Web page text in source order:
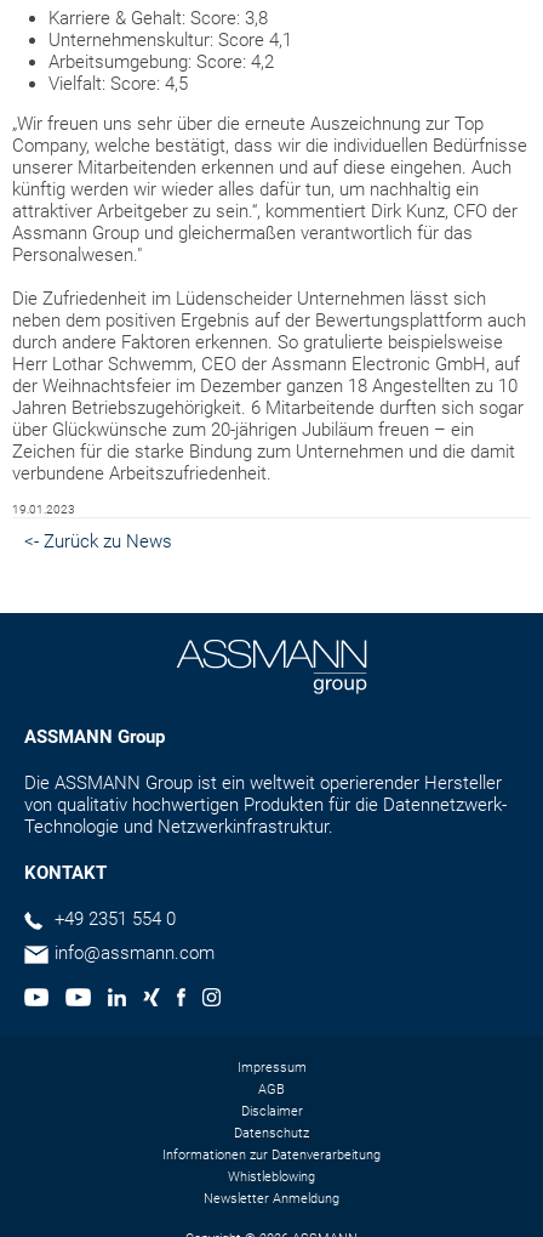
Karriere & Gehalt: Score: 3,8
Unternehmenskultur: Score 4,1
Arbeitsumgebung: Score: 4,2
Vielfalt: Score: 4,5
„Wir freuen uns sehr über die erneute Auszeichnung zur Top
Company, welche bestätigt, dass wir die individuellen Bedürfnisse
unserer Mitarbeitenden erkennen und auf diese eingehen. Auch
künftig werden wir wieder alles dafür tun, um nachhaltig ein
attraktiver Arbeitgeber zu sein.“, kommentiert Dirk Kunz, CFO der
Assmann Group und gleichermaßen verantwortlich für das
Personalwesen."
Die Zufriedenheit im Lüdenscheider Unternehmen lässt sich
neben dem positiven Ergebnis auf der Bewertungsplattform auch
durch andere Faktoren erkennen. So gratulierte beispielsweise
Herr Lothar Schwemm, CEO der Assmann Electronic GmbH, auf
der Weihnachtsfeier im Dezember ganzen 18 Angestellten zu 10
Jahren Betriebszugehörigkeit. 6 Mitarbeitende durften sich sogar
über Glückwünsche zum 20-jährigen Jubiläum freuen – ein
Zeichen für die starke Bindung zum Unternehmen und die damit
verbundene Arbeitszufriedenheit.
19.01.2023
<- Zurück zu News
ASSMANN Group
Die ASSMANN Group ist ein weltweit operierender Hersteller
von qualitativ hochwertigen Produkten für die Datennetzwerk-
Technologie und Netzwerkinfrastruktur.
KONTAKT
+49 2351 554 0
info@assmann.com
Impressum
AGB
Disclaimer
Datenschutz
Informationen zur Datenverarbeitung
Whistleblowing
Newsletter Anmeldung